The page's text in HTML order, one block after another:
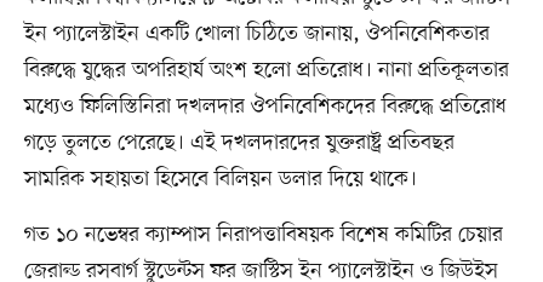
ইন প্যালেস্টাইন একটি খোলা চিঠিতে জানায়, ঔপনিবেশিকতার
বিরুদ্ধে যুদ্ধের অপরিহার্য অংশ হলো প্রতিরোধ। নানা প্রতিকূলতার
মধ্যেও ফিলিস্তিনিরা দখলদার ঔপনিবেশিকদের বিরুদ্ধে প্রতিরোধ
গড়ে তুলতে পেরেছে। এই দখলদারদের যুক্তরাষ্ট্র প্রতিবছর
সামরিক সহায়তা হিসেবে বিলিয়ন ডলার দিয়ে থাকে।
গত ১০ নভেম্বর ক্যাম্পাস নিরাপত্তাবিষয়ক বিশেষ কমিটির চেয়ার
জেরাল্ড রসবার্গ স্টুডেন্টস ফর জাস্টিস ইন প্যালেস্টাইন ও জিউইস